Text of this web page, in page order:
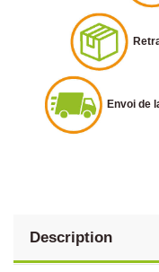
Envoi de
Description